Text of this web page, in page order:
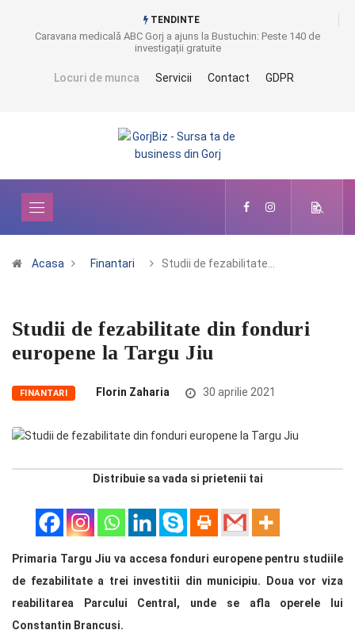
TENDINTE
Caravana medicală ABC Gorj a ajuns la Bustuchin: Peste 140 de
investigații gratuite
Locuri de munca Servicii Contact GDPR
Acasa Finantari Studii de fezabilitate…
Studii de fezabilitate din fonduri
europene la Targu Jiu
FINANTARI Florin Zaharia 30 aprilie 2021
Distribuie sa vada si prietenii tai
Primaria Targu Jiu va accesa fonduri europene pentru studiile
de fezabilitate a trei investitii din municipiu. Doua vor viza
reabilitarea Parcului Central, unde se afla operele lui
Constantin Brancusi.